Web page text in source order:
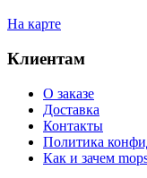
На карте
Клиентам
О заказе
Доставка
Контакты
Политика
Как и зачем